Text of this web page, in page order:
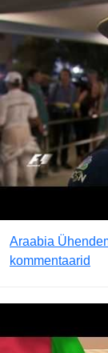
Araabia
kommentaarid